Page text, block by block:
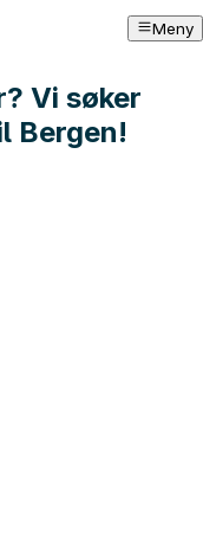
Meny
Vi søker
Bergen!